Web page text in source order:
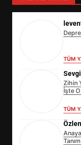
TÜM
Zihin
İşte O
TÜM